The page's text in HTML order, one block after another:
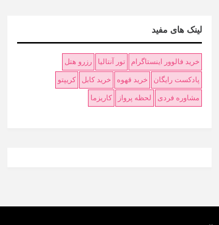
لینک های مفید
خرید فالوور اینستاگرام تور آنتالیا رزرو هتل
پادکست رایگان خرید قهوه خرید کابل کریپتو
مشاوره فردی لحظه پرواز کاریزما